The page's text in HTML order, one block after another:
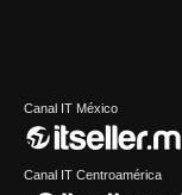
Canal IT México
Canal IT Centroamérica